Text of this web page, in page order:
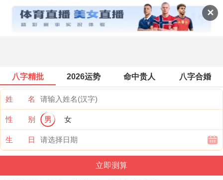
✕
全国天气
八字精批 2026运势 命中贵人 八字合婚
姓 名
性 别 男 女
生 日